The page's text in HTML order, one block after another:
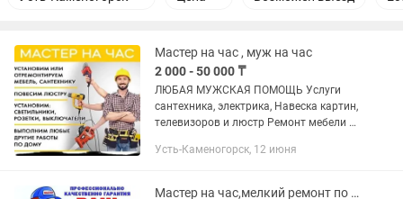
Мастер на час , муж на час
2 000 - 50 000 ₸
ЛЮБАЯ МУЖСКАЯ ПОМОЩЬ Услуги
сантехника, электрика, Навеска картин,
телевизоров и люстр Ремонт мебели и
опытом, много чего умею, постараюсь
Усть-Каменогорск, 12 июня
Мастер на час,мелкий ремонт по дому